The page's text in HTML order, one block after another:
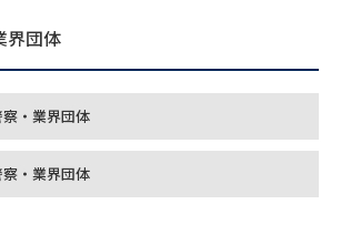
界団体
・業界団体
・業界団体